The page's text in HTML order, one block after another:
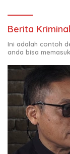
Berita Kriminal
Ini adalah contoh
anda bisa